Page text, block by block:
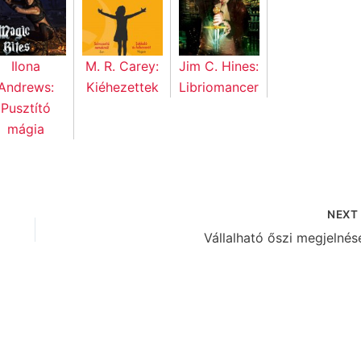
Ilona
Pusztító
mágia
M. R. Carey:
Kiéhezettek
Jim C. Hines:
Libriomancer
NEXT
Vállalható őszi